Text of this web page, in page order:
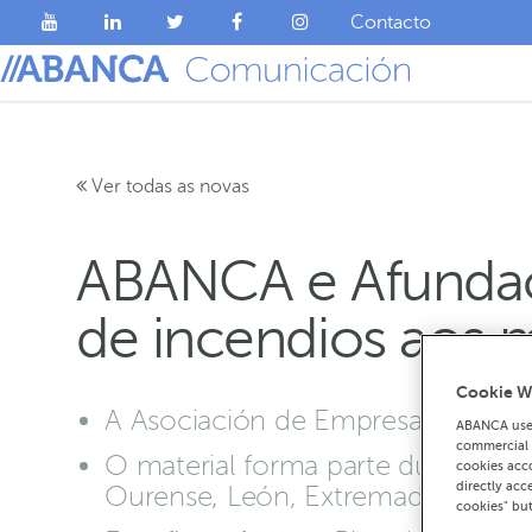
Contacto
Ver todas as novas
ABANCA e
de incendios aos
A Asociación de Empresarios de
O material forma parte dunha
Ourense, León, Extremadura e
Cookie
ABANCA
cookies
directly
cookies"